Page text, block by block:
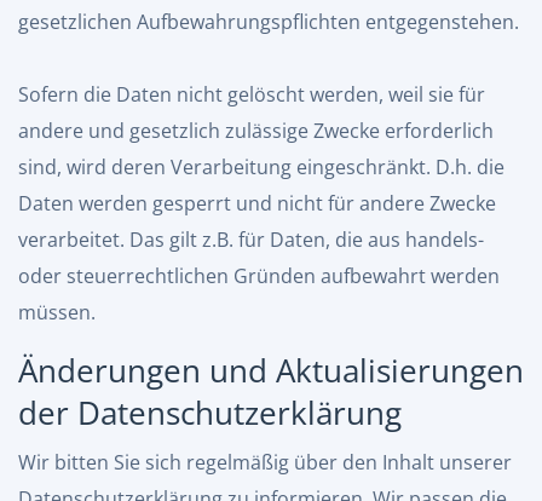
gesetzlichen Aufbewahrungspflichten entgegenstehen.
Sofern die Daten nicht gelöscht werden, weil sie für
andere und gesetzlich zulässige Zwecke erforderlich
sind, wird deren Verarbeitung eingeschränkt. D.h. die
Daten werden gesperrt und nicht für andere Zwecke
verarbeitet. Das gilt z.B. für Daten, die aus handels-
oder steuerrechtlichen Gründen aufbewahrt werden
müssen.
Änderungen und Aktualisierungen
der Datenschutzerklärung
Wir bitten Sie sich regelmäßig über den Inhalt unserer